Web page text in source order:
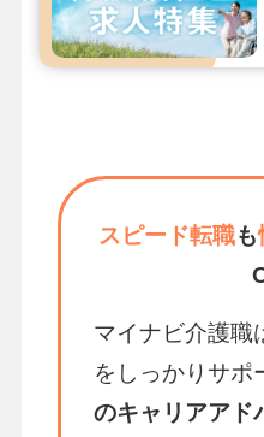
スピード転職も
マイナビ介護職
をしっかりサポ
のキャリアアド